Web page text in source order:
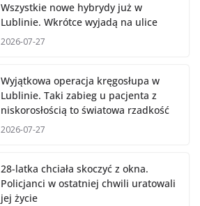
Wszystkie nowe hybrydy już w
Lublinie. Wkrótce wyjadą na ulice
2026-07-27
Wyjątkowa operacja kręgosłupa w
Lublinie. Taki zabieg u pacjenta z
niskorosłością to światowa rzadkość
2026-07-27
28-latka chciała skoczyć z okna.
Policjanci w ostatniej chwili uratowali
jej życie